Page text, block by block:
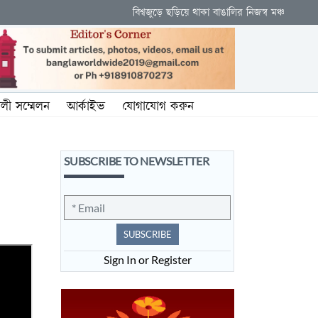
বিশ্বজুড়ে ছড়িয়ে থাকা বাঙালির নিজস্ব মঞ্চ
সম্মেলন আর্কাইভ যোগাযোগ করুন
SUBSCRIBE TO NEWSLETTER
SUBSCRIBE
Sign In or Register